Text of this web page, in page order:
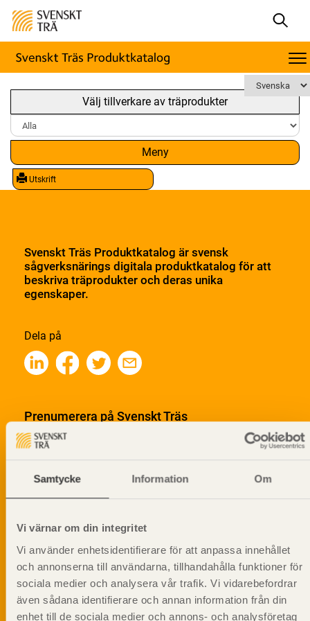
Samtycke Information Om
Vi värnar om din integritet
Vi använder enhetsidentifierare för att anpassa innehållet
och annonserna till användarna, tillhandahålla funktioner för
sociala medier och analysera vår trafik. Vi vidarebefordrar
även sådana identifierare och annan information från din
enhet till de sociala medier och annons- och analysföretag
Välj tillverkare av träprodukter
Meny
Utskrift
Svenskt Träs Produktkatalog är svensk
sågverksnärings digitala produktkatalog för att
beskriva träprodukter och deras unika
egenskaper.
Dela på
Prenumerera på Svenskt Träs
informationsutskick!